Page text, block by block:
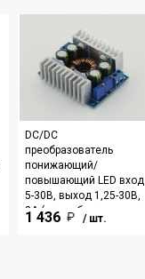
DC/DC
преобразователь
понижающий/
повышающий LED вход
5-30В, выход 1,25-30В,
8А (со стабилизатором
тока)
1 436 / шт.